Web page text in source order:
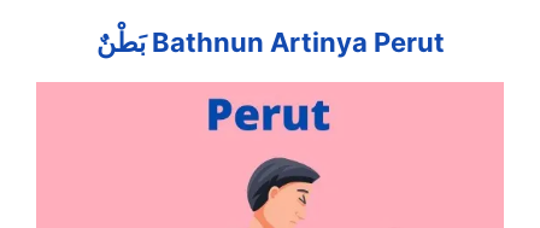
بَطْنٌ Bathnun Artinya Perut